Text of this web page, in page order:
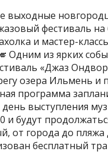
выходные
фестиваль на
и мастер-
Одним из ярких
«Джаз
озера Ильмень и
программа
день выступления
и будут
от города до пляжа
бесплатный